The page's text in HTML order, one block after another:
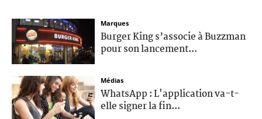
Marques
Burger King s’associe à Buzzman
pour son lancement...
Médias
WhatsApp : L'application va-t-
elle signer la fin...